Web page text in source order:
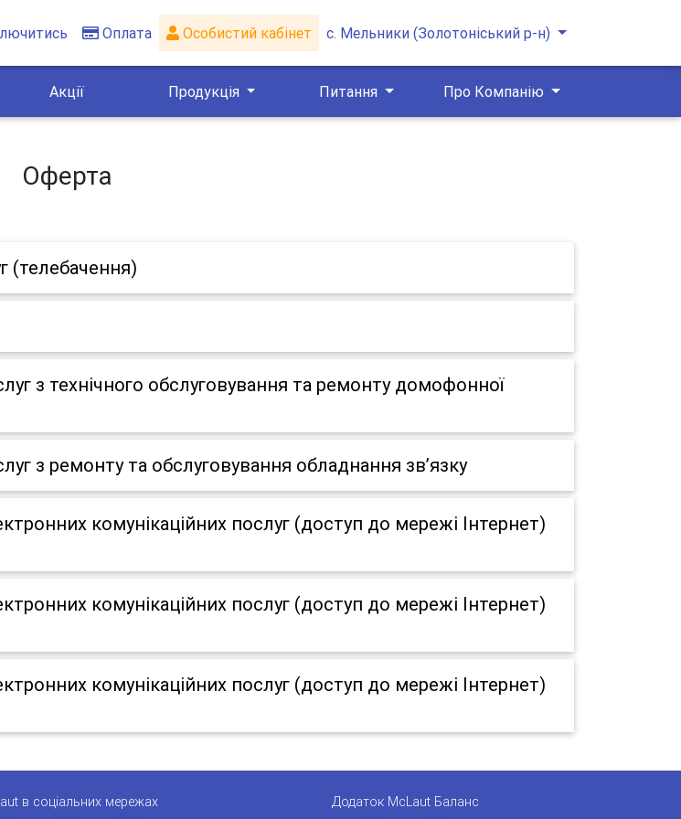
Оплата Особистий кабінет с. Мельники (Золотоніський р-н)
Акції Продукція Питання Про Компанію
Оферта
(телебачення)
з технічного обслуговування та ремонту домофонної
з ремонту та обслуговування обладнання зв’язку
комунікаційних послуг (доступ до мережі Інтернет)
комунікаційних послуг (доступ до мережі Інтернет)
комунікаційних послуг (доступ до мережі Інтернет)
в соціальних мережах Додаток McLaut Баланс